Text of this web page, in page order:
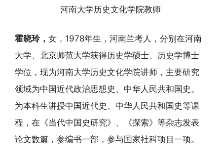
河南大学历史文化学院教师
霍晓玲， 女，1978年生，河南兰考人，分别在河南
大学、北京师范大学获得历史学硕士、历史学博士
学位，现为河南大学历史文化学院讲师，主要研究
领域为中国近代政治思想史、中华人民共和国史。
为本科生讲授中国近代史、中华人民共和国史等课
程，在《当代中国史研究》、《探索》等杂志发表
论文数篇，参编书一部，参与国家社科项目一项。